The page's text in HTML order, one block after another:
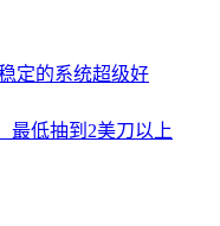
定的系统超级好
最低抽到2美刀以上